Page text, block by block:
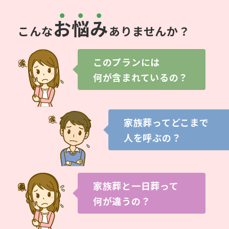
こんなお悩みありませんか？
このプランには
何が含まれているの？
家族葬ってどこまで
人を呼ぶの？
家族葬と一日葬って
何が違うの？